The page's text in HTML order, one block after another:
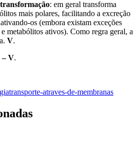
: em geral transforma
mais polares, facilitando a excreção
os (embora existam exceções
metabólitos ativos). Como regra geral, a
V.
– V.
transporte-atraves-de-membranas